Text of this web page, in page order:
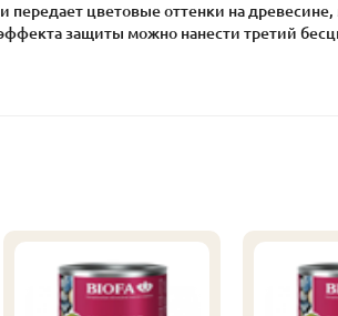
передает цветовые оттенки на
защиты можно нанести третий